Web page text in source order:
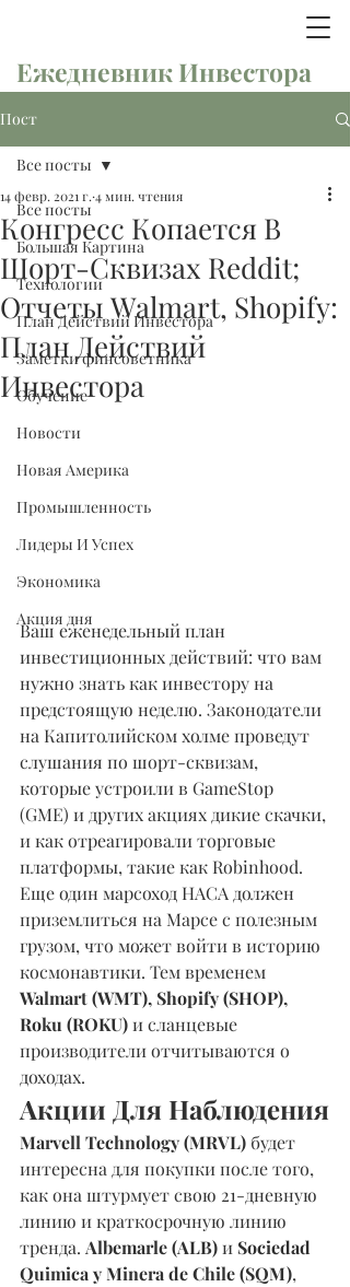
Ежедневник Инвестора
Пост
Все посты
Большая Картина
Технологии
План Действий Инвестора
Заметки финсоветника
Обучение
Новости
Новая Америка
Промышленность
Лидеры И Успех
Экономика
Акция дня
Все посты
Конгресс Копается В
Шорт-Сквизах Reddit;
Отчеты Walmart, Shopify:
План Действий
Инвестора
14 февр. 2021 г. 4 мин. чтения
Ваш еженедельный план
инвестиционных действий: что вам
нужно знать как инвестору на
предстоящую неделю. Законодатели
на Капитолийском холме проведут
слушания по шорт-сквизам,
которые устроили в GameStop
(GME) и других акциях дикие скачки,
и как отреагировали торговые
платформы, такие как Robinhood.
Еще один марсоход НАСА должен
приземлиться на Марсе с полезным
грузом, что может войти в историю
космонавтики. Тем временем
Walmart (WMT), Shopify (SHOP),
Roku (ROKU) и сланцевые
производители отчитываются о
доходах.
Акции Для Наблюдения
Marvell Technology (MRVL) будет
интересна для покупки после того,
как она штурмует свою 21-дневную
линию и краткосрочную линию
тренда. Albemarle (ALB) и Sociedad
Quimica y Minera de Chile (SQM),